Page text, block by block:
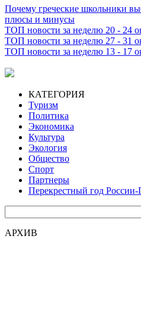
Почему греческие школьники
плюсы и минусы
ТОП новости за неделю 20 - 24
ТОП новости за неделю 27 - 31
ТОП новости за неделю 13 - 17
КАТЕГОРИЯ
Туризм
Политика
Экономика
Культура
Экология
Общество
Спорт
Партнеры
Перекрестный год России-
АРХИВ